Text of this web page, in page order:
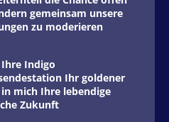
gemeinsam unsere
zu moderieren
Indigo
Ihr goldener
mich Ihre lebendige
Zukunft